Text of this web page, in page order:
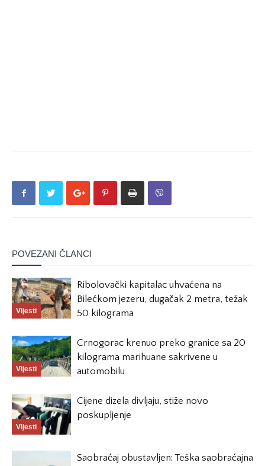
POVEZANI ČLANCI
Vijesti
Ribolovački kapitalac uhvaćena na
Bilećkom jezeru, dugačak 2 metra, težak
50 kilograma
Vijesti
Crnogorac krenuo preko granice sa 20
kilograma marihuane sakrivene u
automobilu
Vijesti
Cijene dizela divljaju, stiže novo
poskupljenje
Saobraćaj obustavljen: Teška saobraćajna